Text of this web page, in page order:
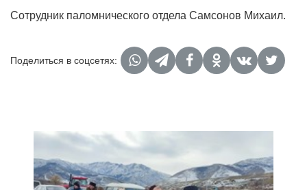
Сотрудник паломнического отдела Самсонов Михаил.
Поделиться в соцсетях: